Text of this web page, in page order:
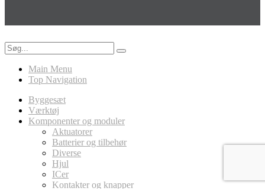
Main Menu
Top Navigation
Byggesæt
Værktøj
Komponenter og moduler
Aktuatorer
Batterier og tilbehør
Diverse
Hjul
ICer
Kontakter og knapper